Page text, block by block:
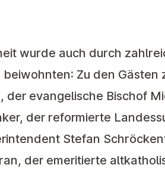
wurde auch durch
Zu den
evangelische Bischof
der reformierte
Stefan
der emeritierte